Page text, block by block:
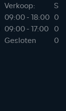
Verkoop:
09:00 - 18:00
09:00 - 17:00
Gesloten